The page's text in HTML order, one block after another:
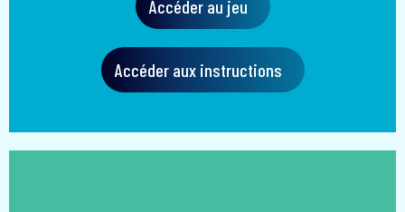
Accéder au jeu
Accéder aux instructions